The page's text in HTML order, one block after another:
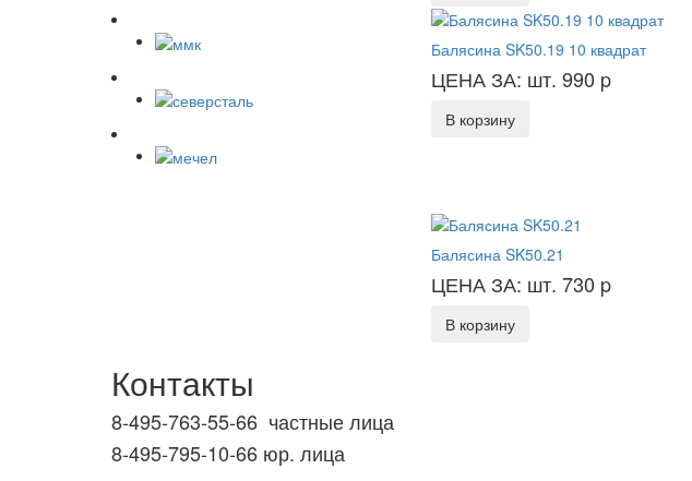
Балясина SK50.19 10 квадрат
ЦЕНА ЗА: шт. 990 p
В корзину
Балясина SK50.21
ЦЕНА ЗА: шт. 730 p
В корзину
Контакты
8-495-763-55-66 частные лица
8-495-795-10-66 юр. лица